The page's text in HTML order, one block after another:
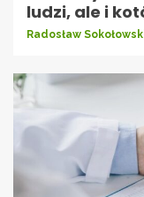
ludzi, ale i
Radosław